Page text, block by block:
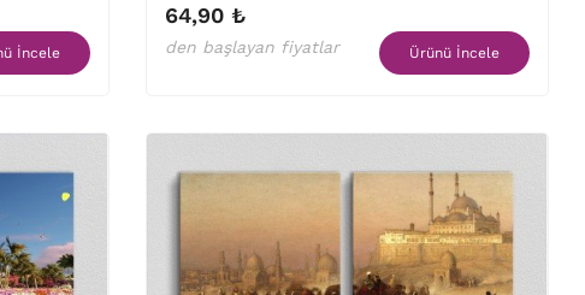
İncele
64,90 ₺
den başlayan fiyatlar Ürünü İncele